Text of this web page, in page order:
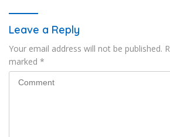
Leave a Reply
Your email address will not be published.
marked *